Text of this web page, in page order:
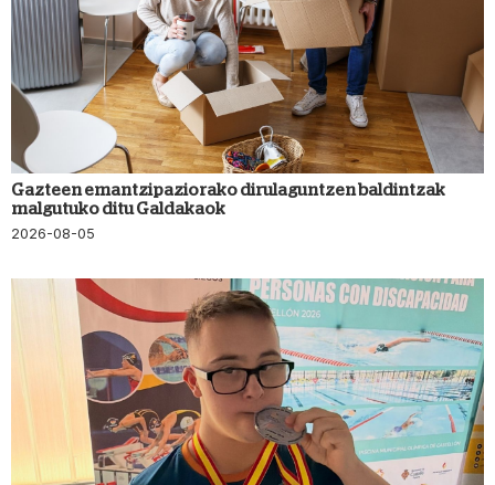
Gazteen emantzipaziorako dirulaguntzen baldintzak
malgutuko ditu Galdakaok
2026-08-05